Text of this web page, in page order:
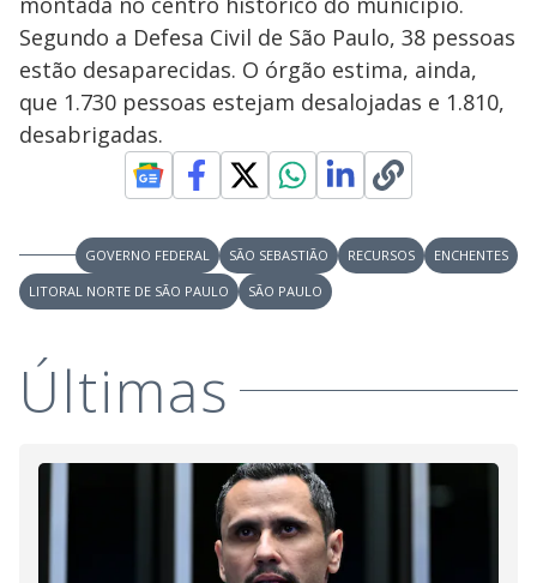
y
V
i
d
e
o
M
u
d
o
Segundo a Defesa Civil de São Paulo, 38 pessoas
estão desaparecidas. O órgão estima, ainda,
que 1.730 pessoas estejam desalojadas e 1.810,
desabrigadas.
GOVERNO FEDERAL SÃO SEBASTIÃO RECURSOS
ENCHENTES
LITORAL NORTE DE SÃO PAULO
SÃO PAULO
Últimas